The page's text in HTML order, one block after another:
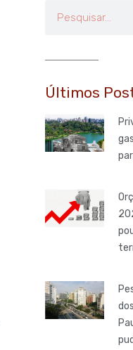
Últimos